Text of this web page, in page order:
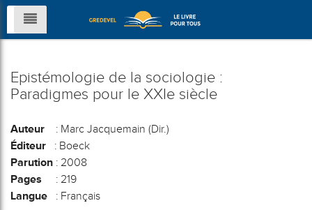
Epistémologie de la sociologie :
Paradigmes pour le XXIe siècle
Auteur : Marc Jacquemain (Dir.)
Éditeur : Boeck
Parution : 2008
Pages : 219
Langue : Français